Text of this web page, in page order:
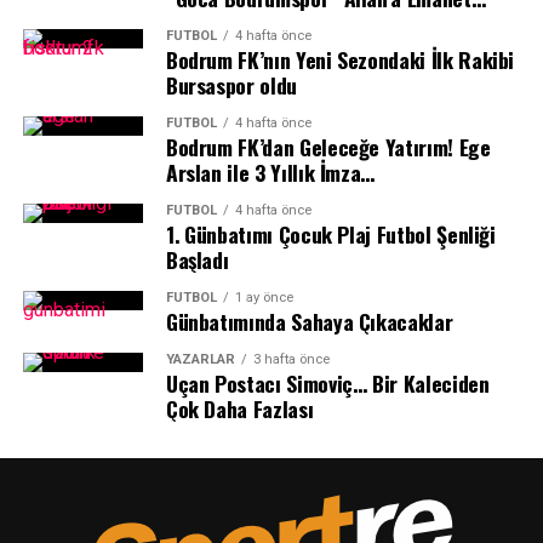
Sağlayacak
Uluslararası birçok önemli takımın yer alacağı
organizasyonda Muğla Büyükşehir Belediyesi Kıta
Bisiklet Takımı yalnızca sportif başarı için değil,
Muğla’nın ve Türkiye’nin tanıtımı için de önemli bir
görev üstlenecek. Avrupa’nın dikkatle takip ettiği yarışta
Türk bayrağını taşıyacak sporcular, uluslararası alanda
önemli bir temsil sorumluluğu da üstlenecek.
İlker Cömert: Avrupa’nın En Önemli
Bisiklet Takımları Katılıyor”
Muğla Büyükşehir Belediyesi Kıta Bisiklet Takımı
Koordinatörü İlker Cömert, Avrupa’nın en prestijli
yarışlarından birinde mücadele edecek olmanın büyük
önemli bisiklet takımlarının yer aldığı böyle büyük bir
FUTBOL 4 hafta önce
Bodrum FK’nın Yeni Sezondaki İlk Rakibi
Bursaspor oldu
FUTBOL 4 hafta önce
Bodrum FK’dan Geleceğe Yatırım! Ege
Arslan ile 3 Yıllık İmza…
FUTBOL 4 hafta önce
1.⁠ ⁠Günbatımı Çocuk Plaj Futbol Şenliği
Başladı
FUTBOL 1 ay önce
Günbatımında Sahaya Çıkacaklar
YAZARLAR 3 hafta önce
Uçan Postacı Simoviç… Bir Kaleciden
Çok Daha Fazlası